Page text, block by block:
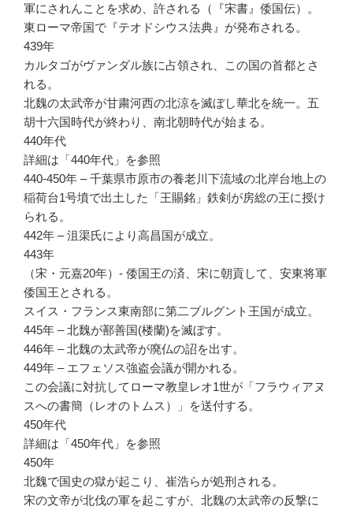
軍にされんことを求め、許される（『宋書』倭国伝）。
東ローマ帝国で『テオドシウス法典』が発布される。
439年
カルタゴがヴァンダル族に占領され、この国の首都とさ
れる。
北魏の太武帝が甘粛河西の北涼を滅ぼし華北を統一。五
胡十六国時代が終わり、南北朝時代が始まる。
440年代
詳細は「440年代」を参照
440-450年 – 千葉県市原市の養老川下流域の北岸台地上の
稲荷台1号墳で出土した「王賜銘」鉄剣が房総の王に授け
られる。
442年 – 沮渠氏により高昌国が成立。
443年
（宋・元嘉20年）- 倭国王の済、宋に朝貢して、安東将軍
倭国王とされる。
スイス・フランス東南部に第二ブルグント王国が成立。
445年 – 北魏が鄯善国(楼蘭)を滅ぼす。
446年 – 北魏の太武帝が廃仏の詔を出す。
449年 – エフェソス強盗会議が開かれる。
この会議に対抗してローマ教皇レオ1世が「フラウィアヌ
スへの書簡（レオのトムス）」を送付する。
450年代
詳細は「450年代」を参照
450年
北魏で国史の獄が起こり、崔浩らが処刑される。
宋の文帝が北伐の軍を起こすが、北魏の太武帝の反撃に